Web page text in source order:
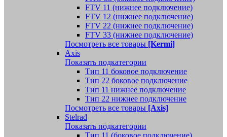
FTV 11 (нижнее подключение)
FTV 12 (нижнее подключение)
FTV 22 (нижнее подключение)
FTV 33 (нижнее подключение)
Посмотреть все товары [Kermi]
Axis
Показать подкатегории
Тип 11 боковое подключение
Тип 22 боковое подключение
Тип 11 нижнее подключение
Тип 22 нижнее подключение
Посмотреть все товары [Axis]
Stelrad
Показать подкатегории
Tип 11 (боковое подключение)